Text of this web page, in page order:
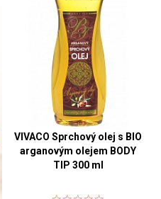
VIVACO Sprchový olej s BIO
arganovým olejem BODY
TIP 300 ml